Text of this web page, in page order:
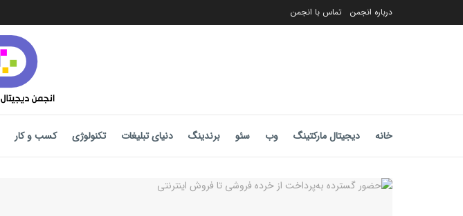
درباره انجمن تماس با انجمن
خانه دیجیتال مارکتینگ وب سئو برندینگ دنیای تبلیغات تکنولوژی کسب و کار